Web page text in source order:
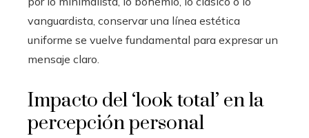
vanguardista, conservar una línea estética
uniforme se vuelve fundamental para expresar un
mensaje claro.
Impacto del ‘look total’ en la
percepción personal